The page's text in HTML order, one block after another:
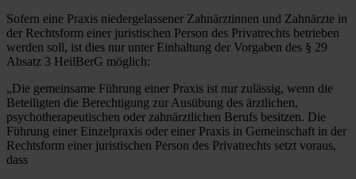
Sofern eine Praxis niedergelassener Zahnärztinnen und Zahnärzte in
der Rechtsform einer juristischen Person des Privatrechts betrieben
werden soll, ist dies nur unter Einhaltung der Vorgaben des § 29
Absatz 3 HeilBerG möglich:
„Die gemeinsame Führung einer Praxis ist nur zulässig, wenn die
Beteiligten die Berechtigung zur Ausübung des ärztlichen,
psychotherapeutischen oder zahnärztlichen Berufs besitzen. Die
Führung einer Einzelpraxis oder einer Praxis in Gemeinschaft in der
Rechtsform einer juristischen Person des Privatrechts setzt voraus,
dass